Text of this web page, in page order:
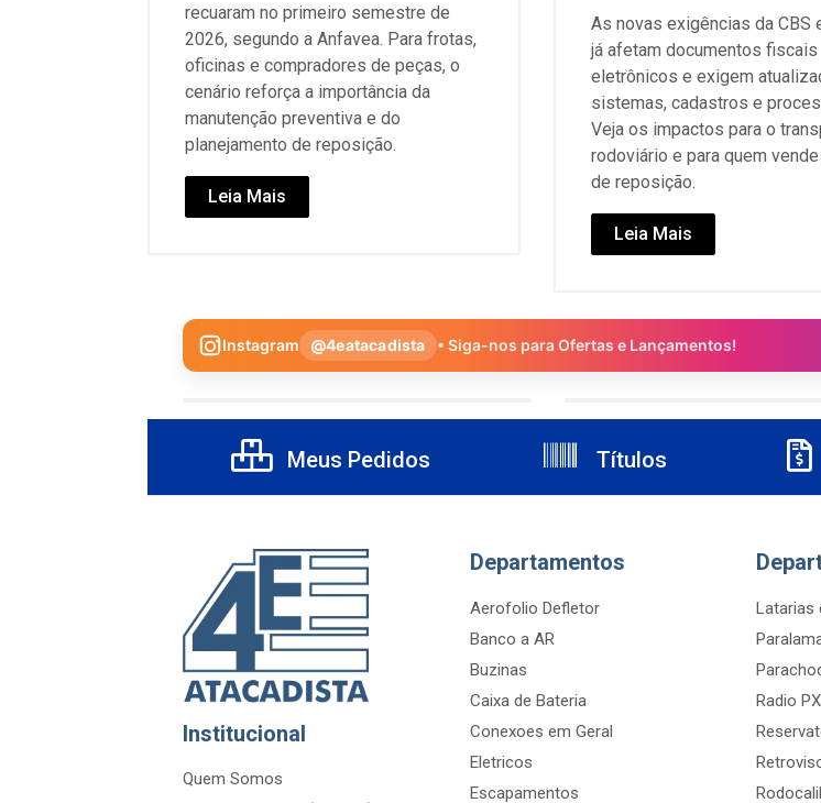
recuaram no primeiro semestre de
2026, segundo a Anfavea. Para frotas,
oficinas e compradores de peças, o
cenário reforça a importância da
manutenção preventiva e do
planejamento de reposição.
Leia Mais
As novas exigências da CBS
já afetam documentos fiscais
eletrônicos e exigem
sistemas, cadastros e
Veja os impactos para o
rodoviário e para quem
de reposição.
Leia Mais
Instagram @4eatacadista • Siga-nos para Ofertas e Lançamentos!
Meus Pedidos Títulos
Institucional
Quem Somos
Departamentos
Aerofolio Defletor
Banco a AR
Buzinas
Caixa de Bateria
Conexoes em Geral
Eletricos
Escapamentos
Latarias
Radio PX